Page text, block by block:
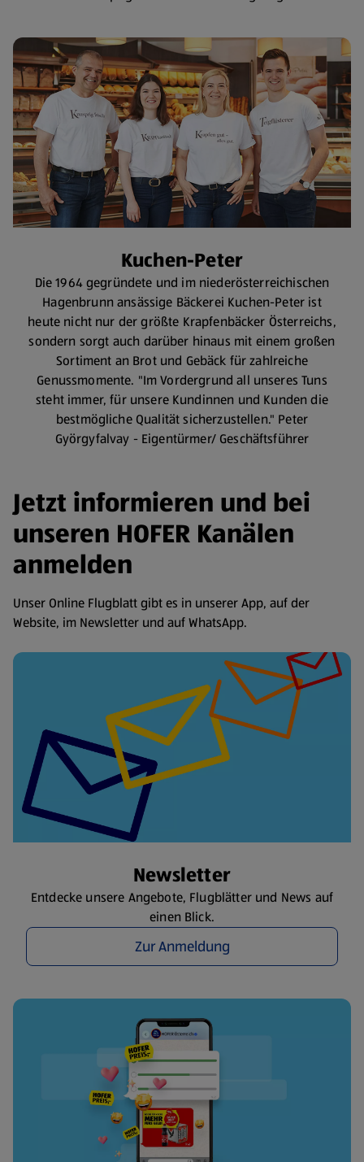
Kuchen-Peter
Die 1964 gegründete und im niederösterreichischen
Hagenbrunn ansässige Bäckerei Kuchen-Peter ist
heute nicht nur der größte Krapfenbäcker Österreichs,
sondern sorgt auch darüber hinaus mit einem großen
Sortiment an Brot und Gebäck für zahlreiche
Genussmomente. "Im Vordergrund all unseres Tuns
steht immer, für unsere Kundinnen und Kunden die
bestmögliche Qualität sicherzustellen." Peter
Györgyfalvay - Eigentürmer/ Geschäftsführer
Jetzt informieren und bei
unseren HOFER Kanälen
anmelden
Unser Online Flugblatt gibt es in unserer App, auf der
Website, im Newsletter und auf WhatsApp.
Newsletter
Entdecke unsere Angebote, Flugblätter und News auf
einen Blick.
Zur Anmeldung